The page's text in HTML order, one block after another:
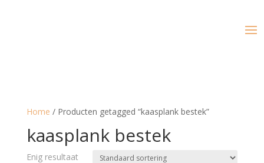
Home / Producten getagged “kaasplank bestek”
kaasplank bestek
Enig resultaat